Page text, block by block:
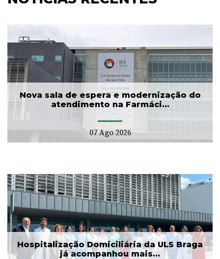
Nova sala de espera e modernização do
atendimento na Farmáci...
07 Ago 2026
Hospitalização Domiciliária da ULS Braga
já acompanhou mais...